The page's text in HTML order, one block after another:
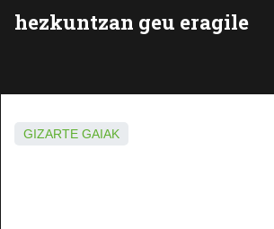
hezkuntzan geu eragile
GIZARTE GAIAK